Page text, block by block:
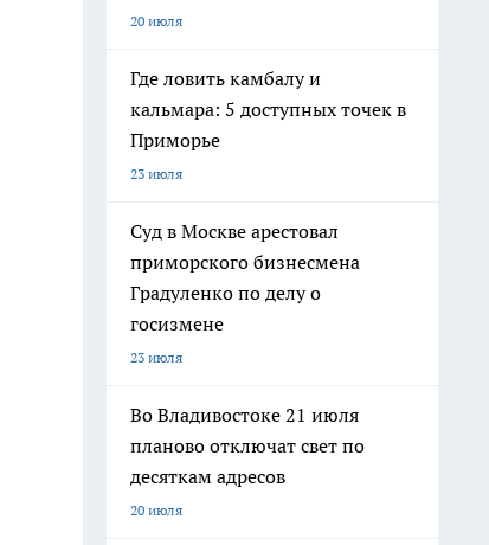
20 июля
Где ловить камбалу и
кальмара: 5 доступных точек в
Приморье
23 июля
Суд в Москве арестовал
приморского бизнесмена
Градуленко по делу о
госизмене
23 июля
Во Владивостоке 21 июля
планово отключат свет по
десяткам адресов
20 июля